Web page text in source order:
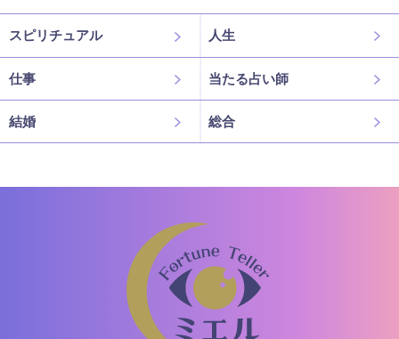
スピリチュアル 人生
仕事 当たる占い師
結婚 総合